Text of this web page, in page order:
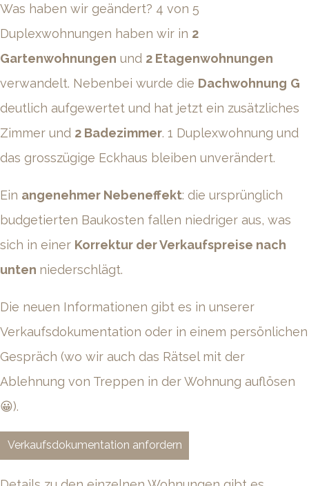
Was haben wir geändert? 4 von 5
Duplexwohnungen haben wir in 2
Gartenwohnungen und 2 Etagenwohnungen
verwandelt. Nebenbei wurde die Dachwohnung G
deutlich aufgewertet und hat jetzt ein zusätzliches
Zimmer und 2 Badezimmer. 1 Duplexwohnung und
das grosszügige Eckhaus bleiben unverändert.
Ein angenehmer Nebeneffekt: die ursprünglich
budgetierten Baukosten fallen niedriger aus, was
sich in einer Korrektur der Verkaufspreise nach
unten niederschlägt.
Die neuen Informationen gibt es in unserer
Verkaufsdokumentation oder in einem persönlichen
Gespräch (wo wir auch das Rätsel mit der
Ablehnung von Treppen in der Wohnung auflösen
😀).
Verkaufsdokumentation anfordern